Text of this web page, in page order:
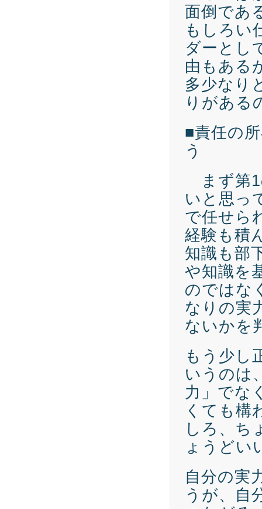
面倒であ
もしろい
ダーとし
由もある
多少なり
りがある
■責任の
う
まず第1
いと思っ
で任せら
経験も積
知識も部
や知識を
のではな
なりの実
ないかを
もう少し
いうのは
力」でな
くても構
しろ、ち
ょうどい
自分の実
うが、自